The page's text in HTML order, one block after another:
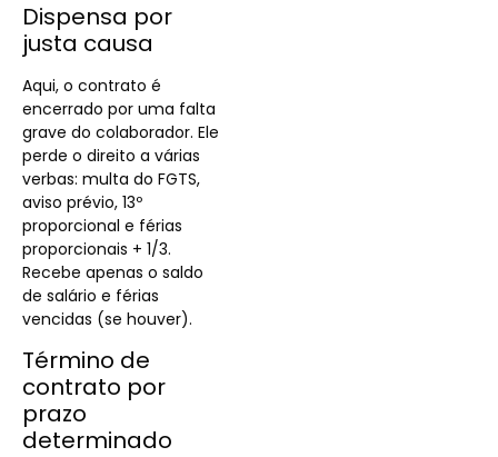
Dispensa por
justa causa
Aqui, o contrato é
encerrado por uma falta
grave do colaborador. Ele
perde o direito a várias
verbas: multa do FGTS,
aviso prévio, 13º
proporcional e férias
proporcionais + 1/3.
Recebe apenas o saldo
de salário e férias
vencidas (se houver).
Término de
contrato por
prazo
determinado